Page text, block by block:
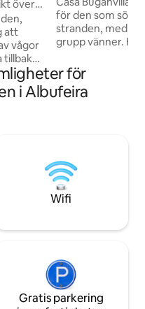
över
att
vågor
tillbaka
för att
och
för den som
stranden, med
grupp vänner.
och avkopplande
minuters
vackraste
bekvämligheter
inte behöver
semesterdagar.
för
i Albufeira
Wifi
Gratis parkering